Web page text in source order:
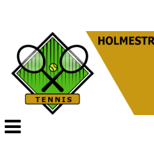
Veksle
navigasjon